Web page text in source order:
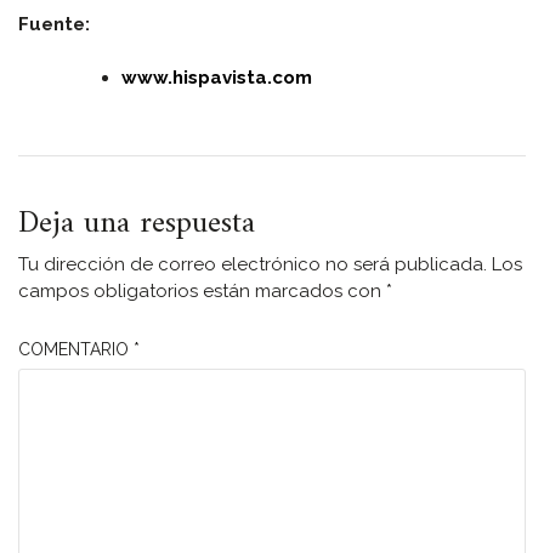
Fuente:
www.hispavista.com
Deja una respuesta
Tu dirección de correo electrónico no será publicada. Los
campos obligatorios están marcados con *
COMENTARIO *